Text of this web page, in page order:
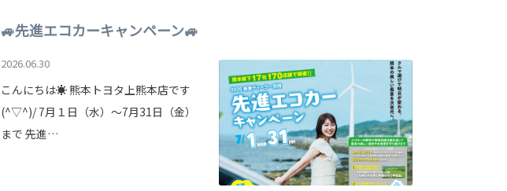
🚙先進エコカーキャンペーン🚙
2026.06.30
こんにちは☀ 熊本トヨタ上熊本店です
(^▽^)/ 7月１日（水）～7月31日（金）
まで 先進…